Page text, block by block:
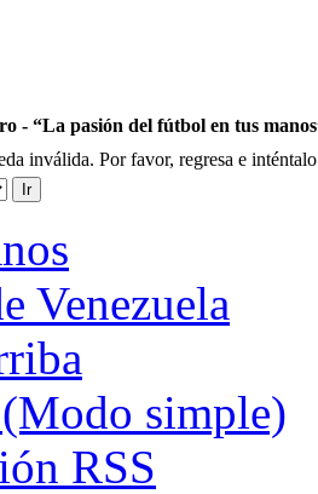
- “La pasión del fútbol en tus
inválida. Por favor, regresa e
Venezuela
simple)
RSS